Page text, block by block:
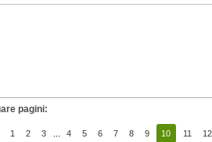
pagini:
1 2 3 4 5 6 7 8 9 10 11 12